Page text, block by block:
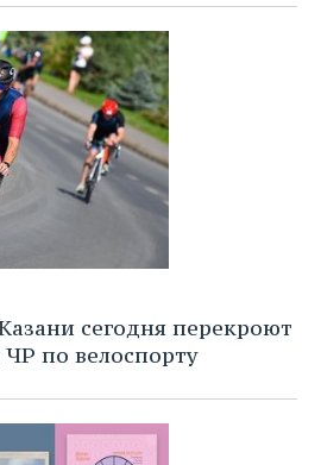
сегодня перекроют
ЧР по велоспорту